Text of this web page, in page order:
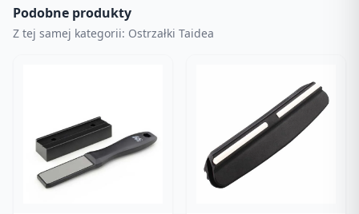
Podobne produkty
Z tej samej kategorii: Ostrzałki Taidea